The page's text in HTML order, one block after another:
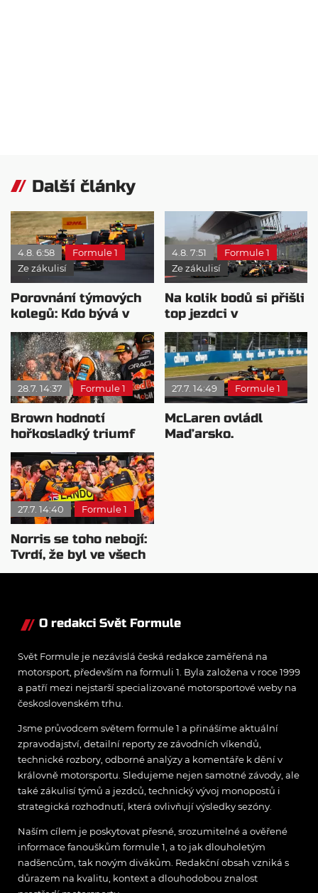
Další články
4.8. 6:58
Formule 1
Ze zákulisí
Porovnání týmových
kolegů: Kdo bývá v
sobotu nejrychlejší?
4.8. 7:51
Formule 1
Ze zákulisí
Na kolik bodů si přišli
top jezdci v
posledních 4
závodech?
28.7. 14:37 Formule 1
Brown hodnotí
hořkosladký triumf
McLarenu v
Maďarsku
27.7. 14:49 Formule 1
McLaren ovládl
Maďarsko.
27.7. 14:40 Formule 1
Norris se toho nebojí:
Tvrdí, že byl ve všech
směrech lepší
O redakci Svět Formule
Svět Formule je nezávislá česká redakce zaměřená na
motorsport, především na formuli 1. Byla založena v roce 1999
a patří mezi nejstarší specializované motorsportové weby na
československém trhu.
Jsme průvodcem světem formule 1 a přinášíme aktuální
zpravodajství, detailní reporty ze závodních víkendů,
technické rozbory, odborné analýzy a komentáře k dění v
královně motorsportu. Sledujeme nejen samotné závody, ale
také zákulisí týmů a jezdců, technický vývoj monopostů i
strategická rozhodnutí, která ovlivňují výsledky sezóny.
Naším cílem je poskytovat přesné, srozumitelné a ověřené
informace fanouškům formule 1, a to jak dlouholetým
nadšencům, tak novým divákům. Redakční obsah vzniká s
důrazem na kvalitu, kontext a dlouhodobou znalost